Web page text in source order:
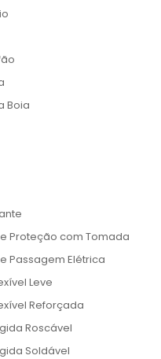
Boia
Proteção com Tomada
Passagem Elétrica
Leve
Reforçada
Roscável
Soldável